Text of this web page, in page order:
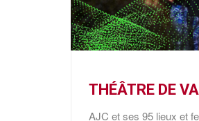
THÉÂTRE DE
AJC et ses 95 lieux et